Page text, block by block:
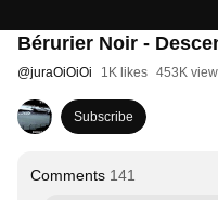
Bérurier Noir -
@juraOiOiOi 1K likes 453K
Subscribe
Comments 141